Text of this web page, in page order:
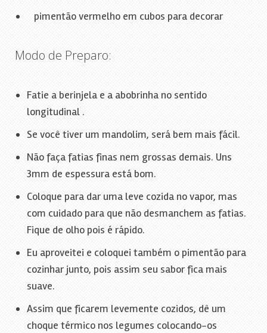
pimentão vermelho em cubos para decorar
Modo de Preparo:
Fatie a berinjela e a abobrinha no sentido
longitudinal .
Se você tiver um mandolim, será bem mais fácil.
Não faça fatias finas nem grossas demais. Uns
3mm de espessura está bom.
Coloque para dar uma leve cozida no vapor, mas
com cuidado para que não desmanchem as fatias.
Fique de olho pois é rápido.
Eu aproveitei e coloquei também o pimentão para
cozinhar junto, pois assim seu sabor fica mais
suave.
Assim que ficarem levemente cozidos, dê um
choque térmico nos legumes colocando-os